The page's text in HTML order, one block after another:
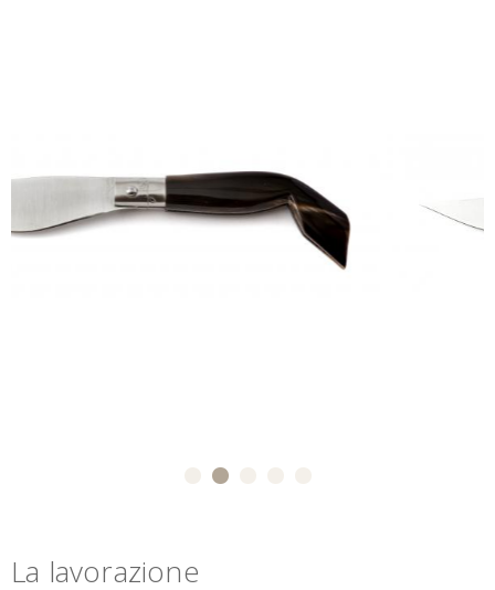
La lavorazione